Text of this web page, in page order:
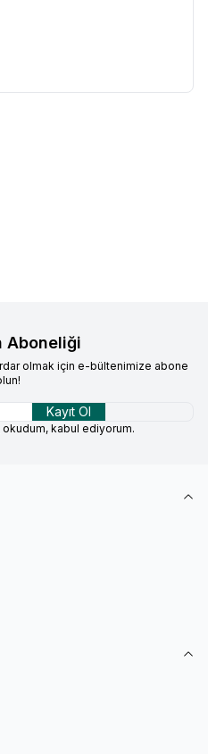
Aboneliği
olmak için e-bültenimize abone
Kayıt Ol
okudum, kabul ediyorum.